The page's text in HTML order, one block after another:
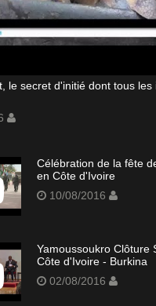
le secret d'initié dont tous les
Célébration de la fête
en Côte d'Ivoire
10/08/2016
Yamoussoukro Clôture
Côte d'Ivoire - Burkina
02/08/2016